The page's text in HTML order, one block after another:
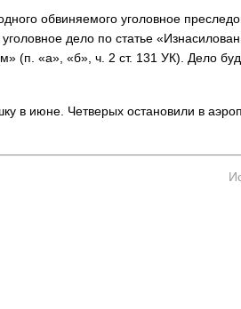
обвиняемого уголовное
дело по статье
(п. «а», «б», ч. 2 ст. 131 УК). Дело
в июне. Четверых остановили в